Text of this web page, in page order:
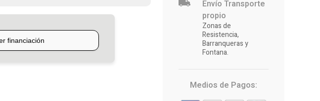
Envío Transporte
propio
Zonas de
Resistencia,
Barranqueras y
Fontana.
Medios de Pagos: